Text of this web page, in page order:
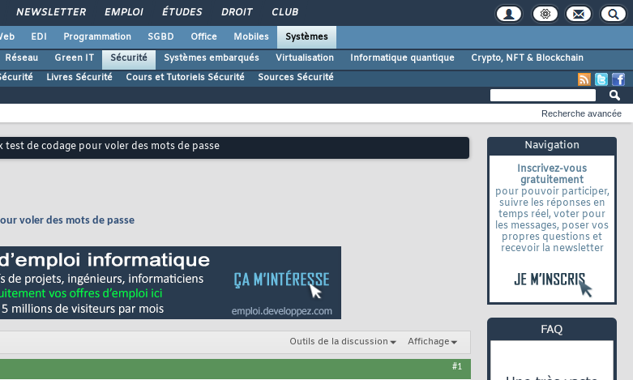
NEWSLETTER EMPLOI ÉTUDES DROIT CLUB
EDI Programmation SGBD Office Mobiles
Systèmes
Réseau Green IT Sécurité Systèmes embarqués Virtualisation Informatique quantique
Crypto, NFT & Blockchain
Livres Sécurité Cours et Tutoriels Sécurité Sources Sécurité
Navigation
Inscrivez-vous
gratuitement
pour pouvoir participer,
suivre les réponses en
temps réel, voter pour
les messages, poser vos
propres questions et
recevoir la newsletter
Recherche avancée
de codage pour voler des mots de passe
voler des mots de passe
Outils de la discussion Affichage
#1